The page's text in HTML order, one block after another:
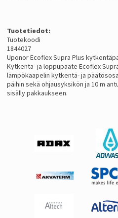
Tuotetiedot:
Tuotekoodi
1844027
Uponor Ecoflex Supra Plus
Kytkentä- ja loppupääte Ecoflex
lämpökaapelin kytkentä- ja
päihin sekä ohjausyksikön ja 10 m
sisälly pakkaukseen.